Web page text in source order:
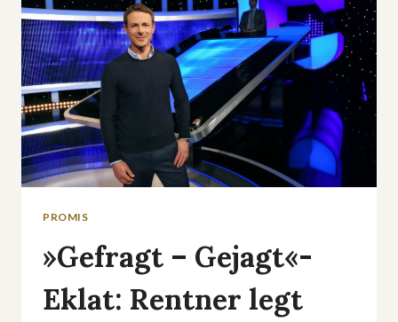
»AVATAR
5«
KRASS
UMBAUEN
PROMIS
»Gefragt – Gejagt«-
Eklat: Rentner legt